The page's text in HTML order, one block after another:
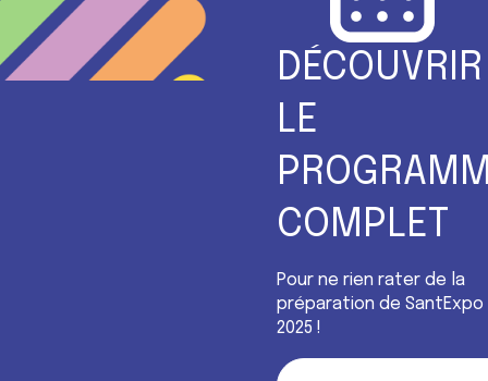
DÉCOUVRIR
LE
COMPLET
Pour ne rien rater de la
préparation de SantExpo
2025 !